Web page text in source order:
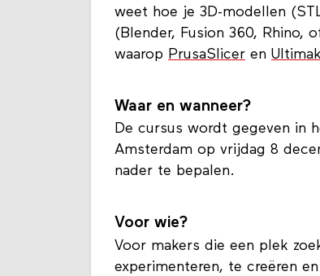
weet hoe je 3D-modellen
(Blender, Fusion 360, Rhino,
waarop PrusaSlicer en
Waar en wanneer?
De cursus wordt gegeven in
Amsterdam op vrijdag 8
nader te bepalen.
Voor wie?
Voor makers die een plek
experimenteren, te creëren